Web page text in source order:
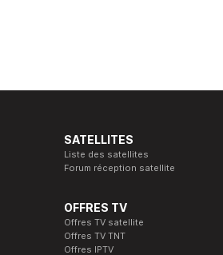
SATELLITES
Liste des satellites
Forum réception satellite
OFFRES TV
Offres TV satellite
Offres TV TNT
Offres IPTV